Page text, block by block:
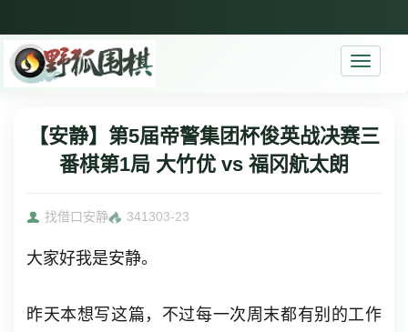
Toggle
【安静】第5届帝警集团杯俊英战决赛三
番棋第1局 大竹优 vs 福冈航太朗
找借口安静 341303-23
大家好我是安静。
昨天本想写这篇，不过每一次周末都有别的工作